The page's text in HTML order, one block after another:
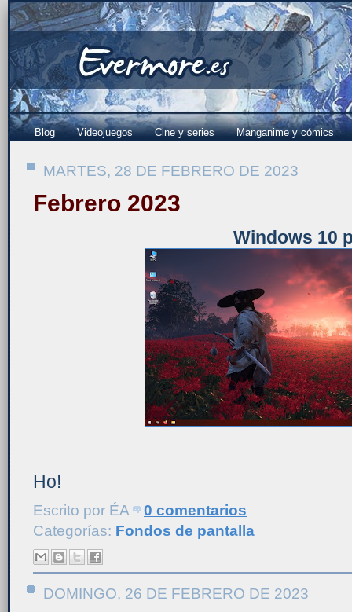
Blog Videojuegos Cine y series Manganime y cómics
MARTES, 28 DE FEBRERO DE 2023
Febrero 2023
Windows 10
Ho!
Escrito por ÉA
0 comentarios
Categorías: Fondos de pantalla
DOMINGO, 26 DE FEBRERO DE 2023